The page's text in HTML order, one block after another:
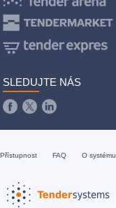
SLEDUJTE NÁS
Přístupnost FAQ O systému